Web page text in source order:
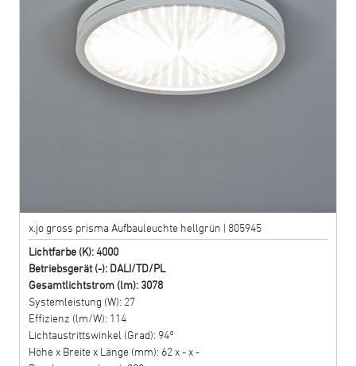
x.jo gross prisma Aufbauleuchte hellgrün | 805945
Lichtfarbe (K): 4000
Betriebsgerät (-): DALI/TD/PL
Gesamtlichtstrom (lm): 3078
Systemleistung (W): 27
Effizienz (lm/W): 114
Lichtaustrittswinkel (Grad): 94°
Höhe x Breite x Länge (mm): 62 x - x -